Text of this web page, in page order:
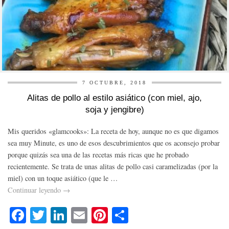
7 OCTUBRE, 2018
Alitas de pollo al estilo asiático (con miel, ajo,
soja y jengibre)
Mis queridos «glamcooks»: La receta de hoy, aunque no es que digamos
sea muy Minute, es uno de esos descubrimientos que os aconsejo probar
porque quizás sea una de las recetas más ricas que he probado
recientemente. Se trata de unas alitas de pollo casi caramelizadas (por la
miel) con un toque asiático (que le …
Continuar leyendo →
Fa T Li E Pi